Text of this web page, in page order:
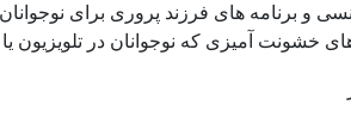
و برنامه های فرزند پروری برای نوجوانان
خشونت آمیزی که نوجوانان در تلویزیون یا